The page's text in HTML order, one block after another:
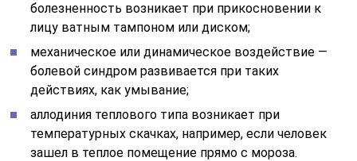
болезненность возникает при прикосновении к
лицу ватным тампоном или диском;
механическое или динамическое воздействие —
болевой синдром развивается при таких
действиях, как умывание;
аллодиния теплового типа возникает при
температурных скачках, например, если человек
зашел в теплое помещение прямо с мороза.